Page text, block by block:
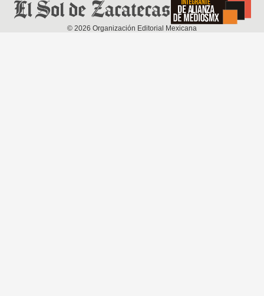
© 2026 Organización Editorial Mexicana